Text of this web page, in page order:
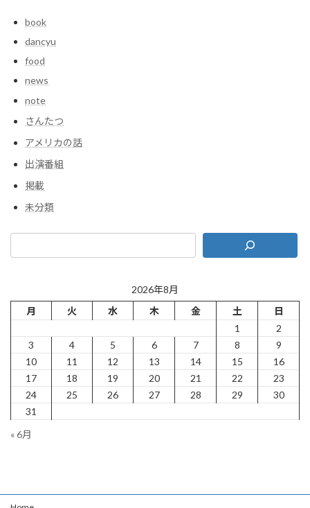
book
dancyu
food
news
note
さんたつ
アメリカの話
出演番組
掲載
未分類
2026年8月
月
火 水 木 金 土
日
1
2
3
4 5 6 7 8
9
10
11 12 13 14 15
16
17
18 19 20 21 22
23
24
25 26 27 28 29
30
31
« 6月